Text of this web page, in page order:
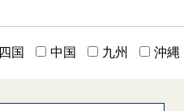
四国 中国 九州 沖縄